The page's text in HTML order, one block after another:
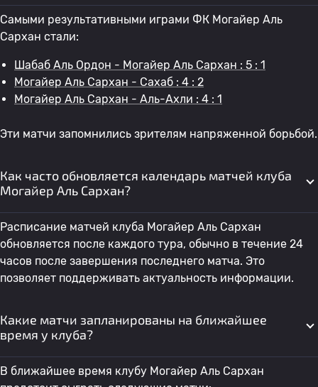
Самыми результативными играми ФК Могайер Аль
Сархан стали:
Шабаб Аль Ордон - Могайер Аль Сархан : 5 : 1
Могайер Аль Сархан - Сахаб : 4 : 2
Могайер Аль Сархан - Аль-Ахли : 4 : 1
Эти матчи запомнились зрителям напряженной борьбой.
Как часто обновляется календарь матчей клуба
Могайер Аль Сархан?
Расписание матчей клуба Могайер Аль Сархан
обновляется после каждого тура, обычно в течение 24
часов после завершения последнего матча. Это
позволяет поддерживать актуальность информации.
Какие матчи запланированы на ближайшее
время у клуба?
В ближайшее время клубу Могайер Аль Сархан